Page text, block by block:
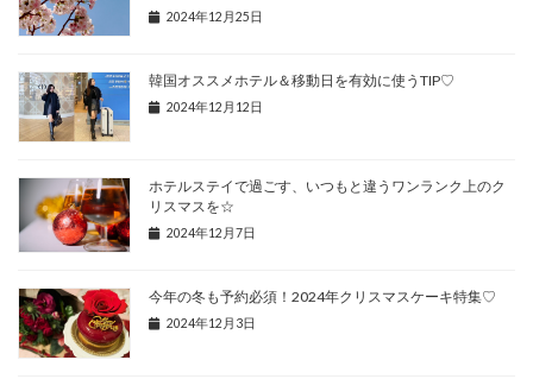
2024年12月25日
韓国オススメホテル＆移動日を有効に使うTIP♡
2024年12月12日
ホテルステイで過ごす、いつもと違うワンランク上のク
リスマスを☆
2024年12月7日
今年の冬も予約必須！2024年クリスマスケーキ特集♡
2024年12月3日